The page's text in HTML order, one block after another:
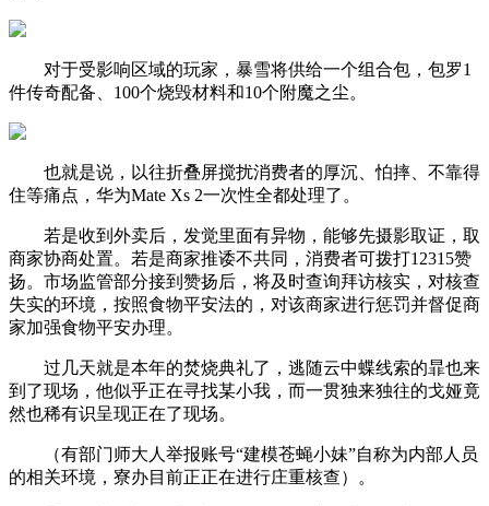
对于受影响区域的玩家，暴雪将供给一个组合包，包罗1
件传奇配备、100个烧毁材料和10个附魔之尘。
也就是说，以往折叠屏搅扰消费者的厚沉、怕摔、不靠得
住等痛点，华为Mate Xs 2一次性全都处理了。
若是收到外卖后，发觉里面有异物，能够先摄影取证，取
商家协商处置。若是商家推诿不共同，消费者可拨打12315赞
扬。市场监管部分接到赞扬后，将及时查询拜访核实，对核查
失实的环境，按照食物平安法的，对该商家进行惩罚并督促商
家加强食物平安办理。
过几天就是本年的焚烧典礼了，逃随云中蝶线索的暃也来
到了现场，他似乎正在寻找某小我，而一贯独来独往的戈娅竟
然也稀有识呈现正在了现场。
（有部门师大人举报账号“建模苍蝇小妹”自称为内部人员
的相关环境，寮办目前正正在进行庄重核查）。